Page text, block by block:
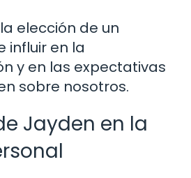
elección de un
influir en la
y en las expectativas
sobre nosotros.
Jayden en la